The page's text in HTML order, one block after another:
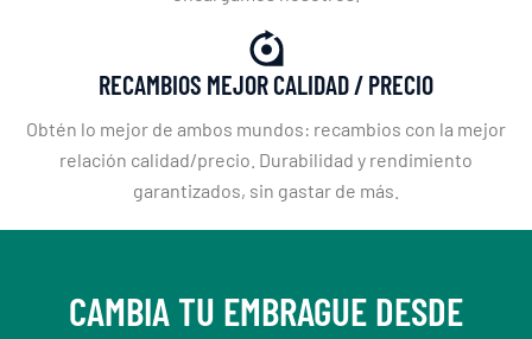
RECAMBIOS MEJOR CALIDAD / PRECIO
Obtén lo mejor de ambos mundos: recambios con la mejor
relación calidad/precio. Durabilidad y rendimiento
garantizados, sin gastar de más.
CAMBIA TU EMBRAGUE DESDE